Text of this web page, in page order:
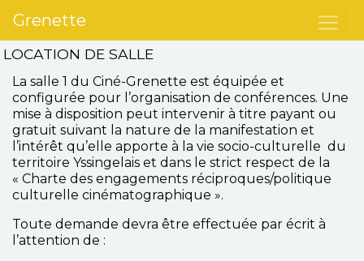
Grenette
LOCATION DE SALLE
La salle 1 du Ciné-Grenette est équipée et
configurée pour l’organisation de conférences. Une
mise à disposition peut intervenir à titre payant ou
gratuit suivant la nature de la manifestation et
l’intérêt qu’elle apporte à la vie socio-culturelle du
territoire Yssingelais et dans le strict respect de la
« Charte des engagements réciproques/politique
culturelle cinématographique ».
Toute demande devra être effectuée par écrit à
l’attention de :